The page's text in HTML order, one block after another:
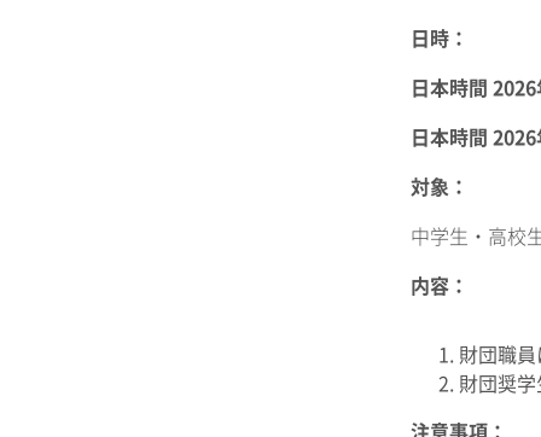
日時：
日本時間
日本時間
対象：
中学生・高校
内容：
財団職
財団奨
注意事項：